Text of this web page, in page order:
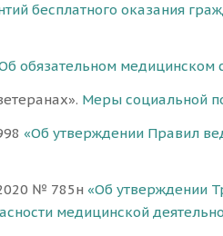
бесплатного оказания
обязательном медицинском
Меры социальной
«Об утверждении Правил
№ 785н «Об утверждении
медицинской